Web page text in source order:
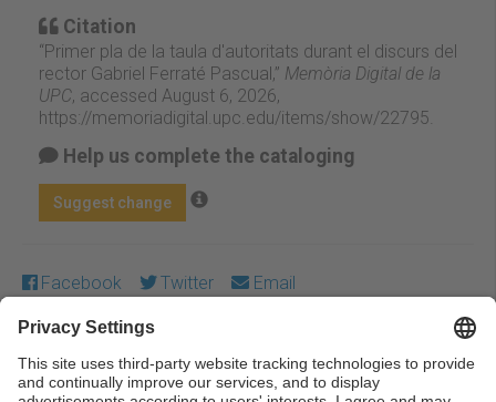
Citation
“Primer pla de la taula d'autoritats durant el discurs del
rector Gabriel Ferraté Pascual,” Memòria Digital de la
UPC, accessed August 6, 2026,
https://memoriadigital.upc.edu/items/show/22795
Help us complete the cataloging
Suggest change
Facebook Twitter Email
Except where otherwise noted, content on this work is